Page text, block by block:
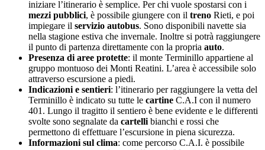
iniziare l’itinerario è semplice. Per chi vuole spostarsi con i
mezzi pubblici, è possibile giungere con il treno Rieti, e poi
impiegare il servizio autobus. Sono disponibili navette sia
nella stagione estiva che invernale. Inoltre si potrà raggiungere
il punto di partenza direttamente con la propria auto.
Presenza di aree protette: il monte Terminillo appartiene al
gruppo montuoso dei Monti Reatini. L’area è accessibile solo
attraverso escursione a piedi.
Indicazioni e sentieri: l’itinerario per raggiungere la vetta del
Terminillo è indicato su tutte le cartine C.A.I con il numero
401. Lungo il tragitto il sentiero è bene evidente e le differenti
svolte sono segnalate da cartelli bianchi e rossi che
permettono di effettuare l’escursione in piena sicurezza.
Informazioni sul clima: come percorso C.A.I. è possibile